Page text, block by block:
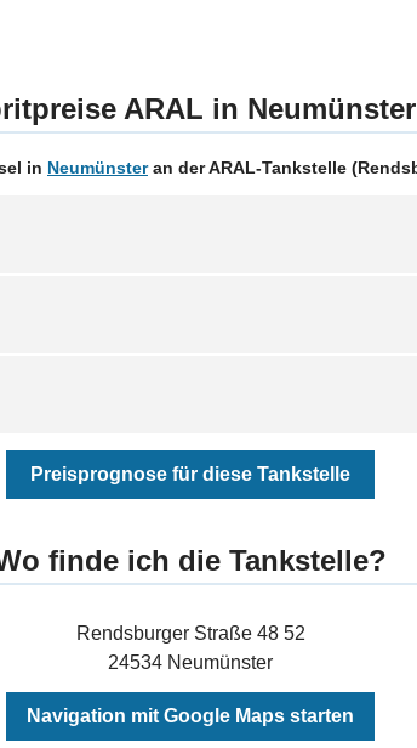
ARAL in Neumünster
in Neumünsteran der ARAL-Tankstelle
Preisprognose für diese Tankstelle
finde ich die Tankstelle?
Rendsburger Straße 48 52
24534 Neumünster
Navigation mit Google Maps starten